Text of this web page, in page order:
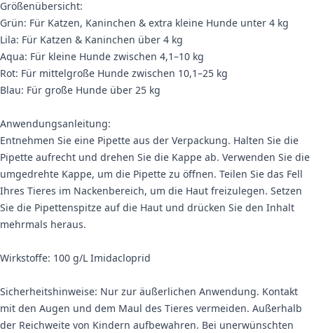
Größenübersicht:
Grün: Für Katzen, Kaninchen & extra kleine Hunde unter 4 kg
Lila: Für Katzen & Kaninchen über 4 kg
Aqua: Für kleine Hunde zwischen 4,1–10 kg
Rot: Für mittelgroße Hunde zwischen 10,1–25 kg
Blau: Für große Hunde über 25 kg
Anwendungsanleitung:
Entnehmen Sie eine Pipette aus der Verpackung. Halten Sie die
Pipette aufrecht und drehen Sie die Kappe ab. Verwenden Sie die
umgedrehte Kappe, um die Pipette zu öffnen. Teilen Sie das Fell
Ihres Tieres im Nackenbereich, um die Haut freizulegen. Setzen
Sie die Pipettenspitze auf die Haut und drücken Sie den Inhalt
mehrmals heraus.
Wirkstoffe: 100 g/L Imidacloprid
Sicherheitshinweise: Nur zur äußerlichen Anwendung. Kontakt
mit den Augen und dem Maul des Tieres vermeiden. Außerhalb
der Reichweite von Kindern aufbewahren. Bei unerwünschten